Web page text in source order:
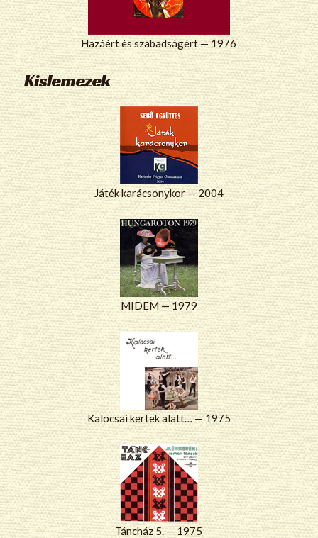
Hazáért és szabadságért — 1976
Kislemezek
Játék karácsonykor — 2004
MIDEM — 1979
Kalocsai kertek alatt… — 1975
Táncház 5. — 1975